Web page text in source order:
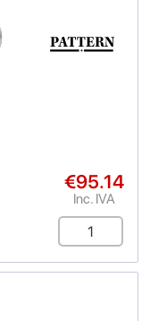
€95.14
Inc. IVA